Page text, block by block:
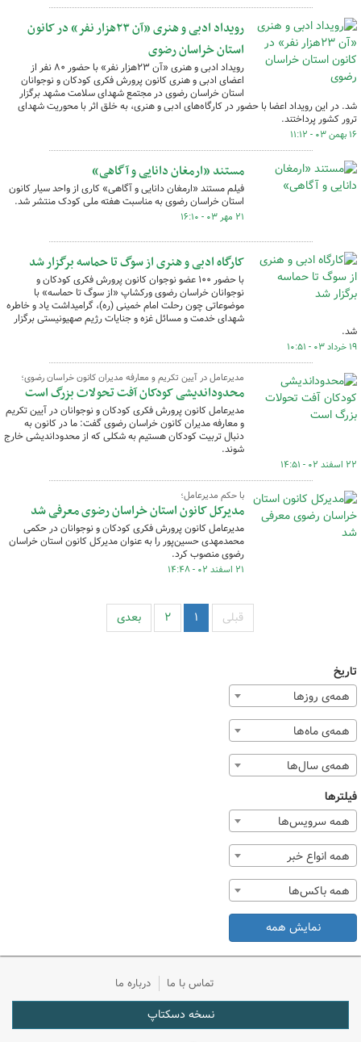
رویداد ادبی و هنری «آن ۲۳هزار نفر» در کانون
استان خراسان رضوی
رویداد ادبی و هنری «آن ۲۳هزار نفر» با حضور ۸۰ نفر از
اعضای ادبی و هنری کانون پرورش فکری کودکان و نوجوانان
استان خراسان رضوی در مجتمع شهدای سلامت مشهد برگزار
شد. در این رویداد اعضا با حضور در کارگاه‌های ادبی و هنری، به خلق اثر با محوریت شهدای
ترور کشور پرداختند.
۱۶ بهمن ۰۳ - ۱۱:۱۲
مستند «ارمغان دانایی و آگاهی»
فیلم مستند «ارمغان دانایی و آگاهی» کاری از واحد سیار کانون
استان خراسان رضوی به مناسبت هفته ملی کودک منتشر شد.
۲۱ مهر ۰۳ - ۱۶:۱۰
کارگاه ادبی و هنری از سوگ تا حماسه برگزار شد
با حضور ۱۰۰ عضو نوجوان کانون پرورش فکری کودکان و
نوجوانان خراسان رضوی ورکشاپ «از سوگ تا حماسه» با
موضوعاتی چون رحلت امام خمینی (ره)، گرامیداشت یاد و خاطره
شهدای خدمت و مسائل غزه و جنایات رژیم صهیونیستی برگزار
شد.
۱۹ خرداد ۰۳ - ۱۰:۵۱
مدیرعامل در آیین تکریم و معارفه مدیران کانون خراسان رضوی؛
محدوداندیشی کودکان آفت تحولات بزرگ است
مدیرعامل کانون پرورش فکری کودکان و نوجوانان در آیین تکریم
و معارفه مدیران کانون خراسان رضوی گفت: ما در کانون به
دنبال تربیت کودکان هستیم به شکلی که از محدوداندیشی خارج
شوند.
۲۲ اسفند ۰۲ - ۱۴:۵۱
با حکم مدیرعامل؛
مدیرکل کانون استان خراسان رضوی معرفی شد
مدیرعامل کانون پرورش فکری کودکان و نوجوانان در حکمی
محمدمهدی حسین‌پور را به عنوان مدیرکل کانون استان خراسان
رضوی منصوب کرد.
۲۱ اسفند ۰۲ - ۱۴:۴۸
قبلی ۱ ۲ بعدی
تاریخ
همه‌ی روزها
همه‌ی ماه‌ها
همه‌ی سال‌ها
فیلترها
همه سرویس‌ها
همه انواع خبر
همه باکس‌ها
نمایش همه
تماس با ما درباره ما
نسخه دسکتاپ